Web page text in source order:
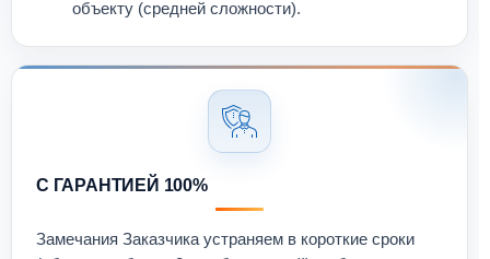
объекту (средней сложности).
С ГАРАНТИЕЙ 100%
Замечания Заказчика устраняем в короткие сроки